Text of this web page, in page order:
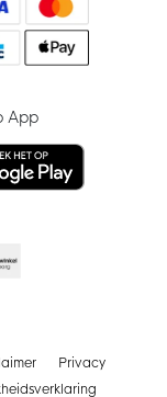
App
Privacy